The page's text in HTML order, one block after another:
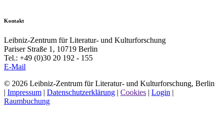
Kontakt
Leibniz-Zentrum für Literatur- und Kulturforschung
Pariser Straße 1, 10719 Berlin
Tel.: +49 (0)30 20 192 - 155
E-Mail
© 2026 Leibniz-Zentrum für Literatur- und Kulturforschung, Berlin
| Impressum | Datenschutzerklärung | Cookies | Login |
Raumbuchung